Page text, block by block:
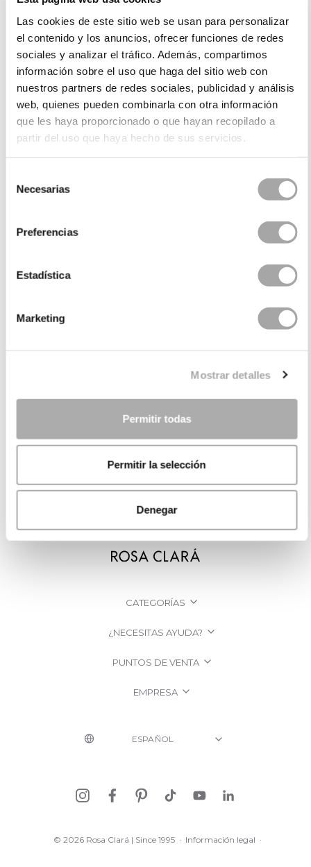
Las cookies de este sitio web se usan para personalizar
el contenido y los anuncios, ofrecer funciones de redes
sociales y analizar el tráfico. Además, compartimos
información sobre el uso que haga del sitio web con
nuestros partners de redes sociales, publicidad y análisis
web, quienes pueden combinarla con otra información
que les haya proporcionado o que hayan recopilado a
partir del uso que haya hecho de sus servicios.
Necesarias
Preferencias
Estadística
Marketing
Mostrar detalles
Permitir todas
Permitir la selección
Denegar
CATEGORÍAS
¿NECESITAS AYUDA?
PUNTOS DE VENTA
EMPRESA
© 2026 Rosa Clará | Since 1995 · Información legal ·